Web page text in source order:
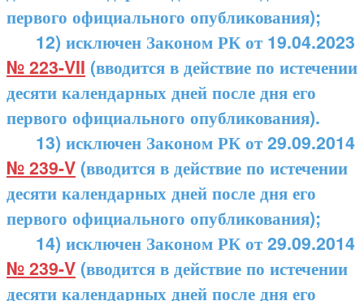
первого официального опубликования);
12) исключен Законом РК от 19.04.2023
№ 223-VII (вводится в действие по истечении
десяти календарных дней после дня его
первого официального опубликования).
13) исключен Законом РК от 29.09.2014
№ 239-V (вводится в действие по истечении
десяти календарных дней после дня его
первого официального опубликования);
14) исключен Законом РК от 29.09.2014
№ 239-V (вводится в действие по истечении
десяти календарных дней после дня его